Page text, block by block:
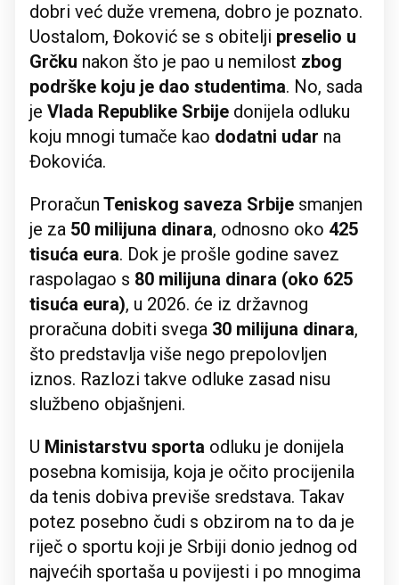
dobri već duže vremena, dobro je poznato.
Uostalom, Đoković se s obitelji preselio u
Grčku nakon što je pao u nemilost zbog
podrške koju je dao studentima. No, sada
je Vlada Republike Srbije donijela odluku
koju mnogi tumače kao dodatni udar na
Đokovića.
Proračun Teniskog saveza Srbije smanjen
je za 50 milijuna dinara, odnosno oko 425
tisuća eura. Dok je prošle godine savez
raspolagao s 80 milijuna dinara (oko 625
tisuća eura), u 2026. će iz državnog
proračuna dobiti svega 30 milijuna dinara,
što predstavlja više nego prepolovljen
iznos. Razlozi takve odluke zasad nisu
službeno objašnjeni.
U Ministarstvu sporta odluku je donijela
posebna komisija, koja je očito procijenila
da tenis dobiva previše sredstava. Takav
potez posebno čudi s obzirom na to da je
riječ o sportu koji je Srbiji donio jednog od
najvećih sportaša u povijesti i po mnogima